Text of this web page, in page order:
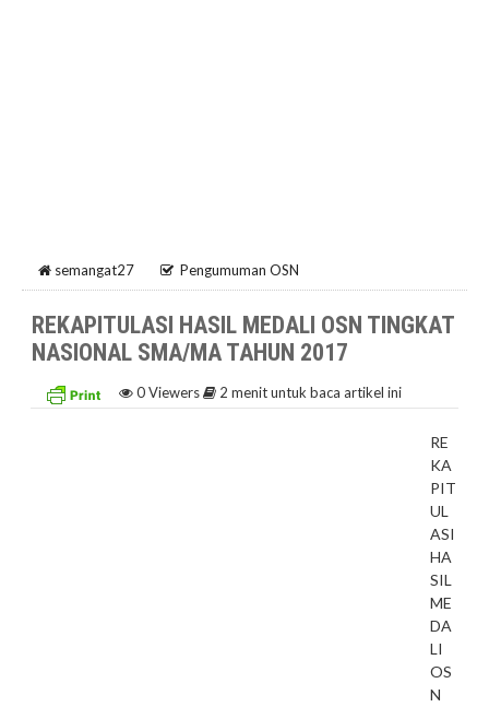
semangat27 Pengumuman OSN
REKAPITULASI HASIL MEDALI OSN TINGKAT
NASIONAL SMA/MA TAHUN 2017
0Viewers 2 menit untuk baca artikel ini
RE
KA
PIT
UL
ASI
HA
SIL
ME
DA
LI
OS
N